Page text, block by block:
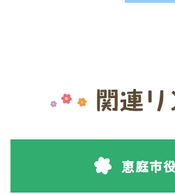
恵庭市